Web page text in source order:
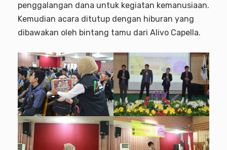
penggalangan dana untuk kegiatan kemanusiaan.
Kemudian acara ditutup dengan hiburan yang
dibawakan oleh bintang tamu dari Alivo Capella.